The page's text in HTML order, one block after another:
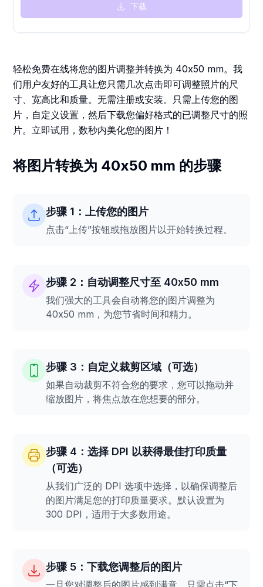
下载
轻松免费在线将您的图片调整并转换为 40x50 mm。我
们用户友好的工具让您只需几次点击即可调整照片的尺
寸、宽高比和质量。无需注册或安装。只需上传您的图
片，自定义设置，然后下载您偏好格式的已调整尺寸的照
片。立即试用，数秒内美化您的图片！
将图片转换为 40x50 mm 的步骤
步骤 1：上传您的图片
点击“上传”按钮或拖放图片以开始转换过程。
步骤 2：自动调整尺寸至 40x50 mm
我们强大的工具会自动将您的图片调整为
40x50 mm，为您节省时间和精力。
步骤 3：自定义裁剪区域（可选）
如果自动裁剪不符合您的要求，您可以拖动并
缩放图片，将焦点放在您想要的部分。
步骤 4：选择 DPI 以获得最佳打印质量
（可选）
从我们广泛的 DPI 选项中选择，以确保调整后
的图片满足您的打印质量要求。默认设置为
300 DPI，适用于大多数用途。
步骤 5：下载您调整后的图片
一旦您对调整后的图片感到满意，只需点击“下